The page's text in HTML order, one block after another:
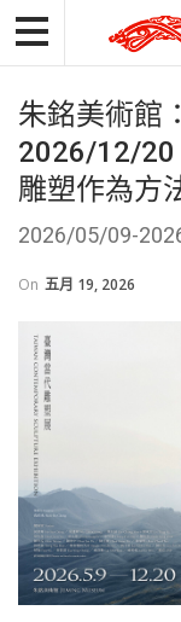
朱銘美術館
2026/12/20
雕塑作為方
2026/05/09-
On 五月 19, 2026